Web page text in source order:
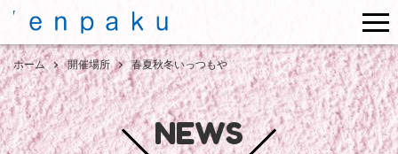
ホーム 開催場所 春夏秋冬いっつもや
NEWS